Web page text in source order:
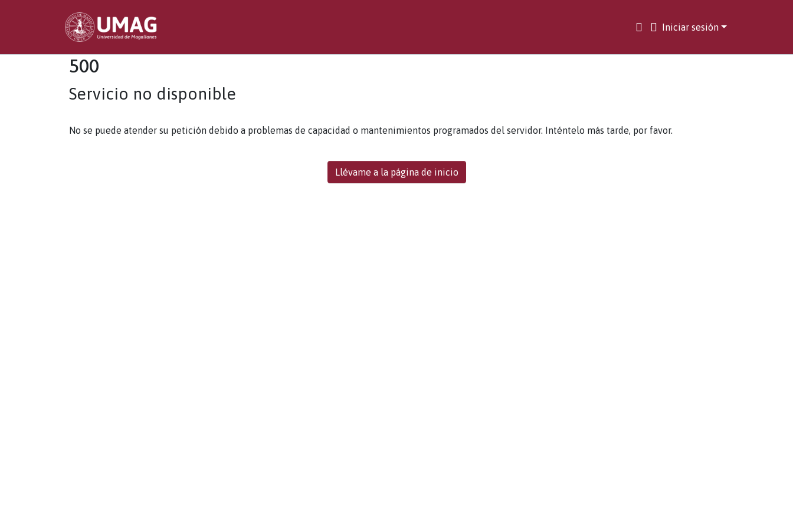
Iniciar sesión
500
Servicio no disponible
No se puede atender su petición debido a problemas de capacidad o mantenimientos programados del servidor. Inténtelo más tarde, por favor.
Llévame a la página de inicio